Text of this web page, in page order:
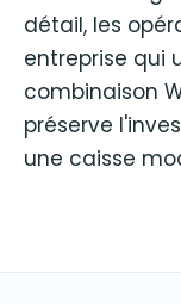
détail, les
entreprise qui
combinaison
préserve
une caisse